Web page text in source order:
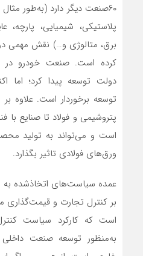
۶۰صنعت دیگر دارد (به‌طور
پلاستیکی، شیمیایی، پارچه،
برق، متالوژی و…) نقش مهمی
کرده است. صنعت خودرو در
دولت توسعه پیدا کرد؛ اما
توسعه برخوردار است. علاوه بر
پتروشیمی و فولاد تا صنایع با
است و می‌تواند به تولید
ورق‌های فولادی تاثیر بگذارد.
عمده سیاست‌های اتخاذشده
بر کنترل تجارت و قیمت‌گذاری
است که کارکرد سیاست
به‌منظور توسعه صنعت